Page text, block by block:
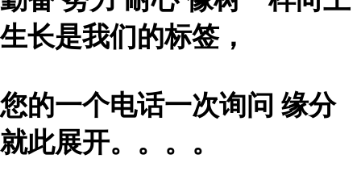
生长是我们的标签，
您的一个电话一次询问 缘分
就此展开。。。。